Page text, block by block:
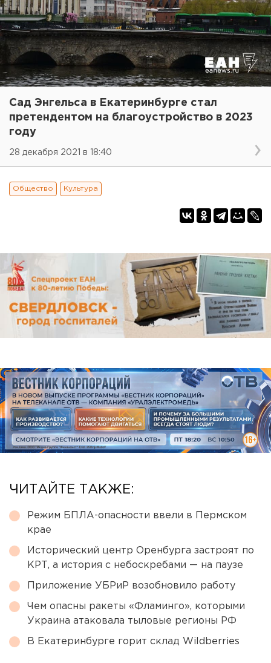
Сад Энгельса в Екатеринбурге стал
претендентом на благоустройство в 2023
году
28 декабря 2021 в 18:40
Общество Культура
ЧИТАЙТЕ ТАКЖЕ:
Режим БПЛА-опасности ввели в Пермском
крае
Исторический центр Оренбурга застроят по
КРТ, а история с небоскребами — на паузе
Приложение УБРиР возобновило работу
Чем опасны ракеты «Фламинго», которыми
Украина атаковала тыловые регионы РФ
В Екатеринбурге горит склад Wildberries